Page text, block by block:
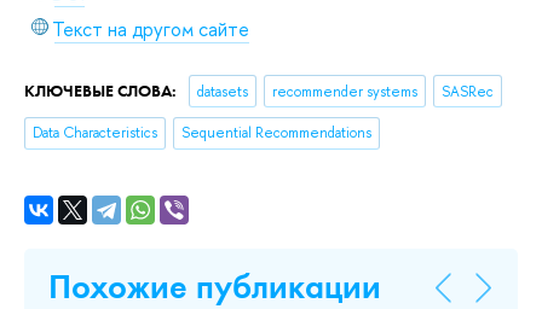
Текст на другом сайте
КЛЮЧЕВЫЕ СЛОВА: datasets recommender systems SASRec
Data Characteristics Sequential Recommendations
Похожие публикации